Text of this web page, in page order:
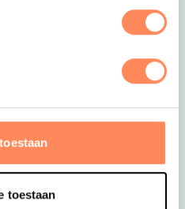
toestaan
nieuw leven; er zijn op
lammetjes en
Akkerlust! Kids kunnen
boerderij en naar
ze zijn van alle